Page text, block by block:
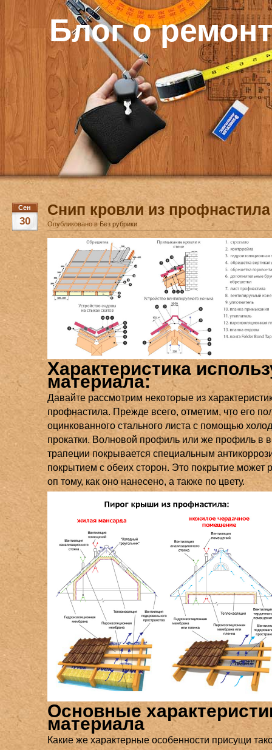
Блог о
Сен
30
Снип кровли из профнастила
Опубликовано в Без рубрики
Характеристика
материала:
Давайте рассмотрим некоторые из
профнастила. Прежде всего, отметим, что его
оцинкованного стального листа с помощью
прокатки. Волновой профиль или же профиль в
трапеции покрывается специальным
покрытием с обеих сторон. Это покрытие может
оп тому, как оно нанесено, а также по цвету.
Основные
материала
Какие же характерные особенности присущи